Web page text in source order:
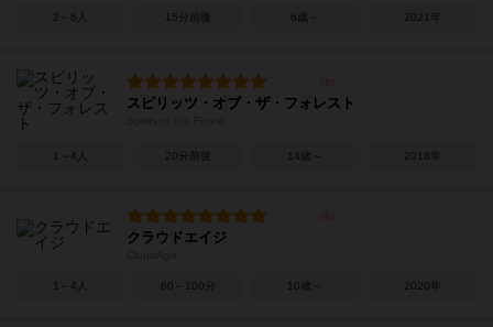
2～6人 15分前後 6歳～ 2021年
スピリッツ・オブ・ザ・フォレスト
1～4人 20分前後 14歳～ 2018年
クラウドエイジ
1～4人 60～100分 10歳～ 2020年